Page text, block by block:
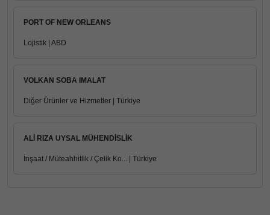
PORT OF NEW ORLEANS
Lojistik | ABD
VOLKAN SOBA IMALAT
Diğer Ürünler ve Hizmetler | Türkiye
ALİ RIZA UYSAL MÜHENDİSLİK
İnşaat / Müteahhitlik / Çelik Ko... | Türkiye